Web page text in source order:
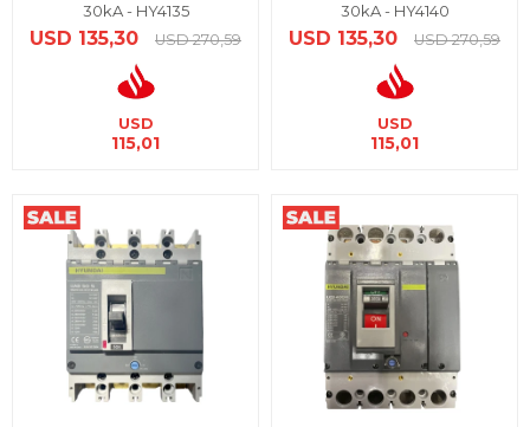
30kA - HY4135
USD 135,30 USD 270,59
USD
115,01
30kA - HY4140
USD 135,30 USD 270,59
USD
115,01